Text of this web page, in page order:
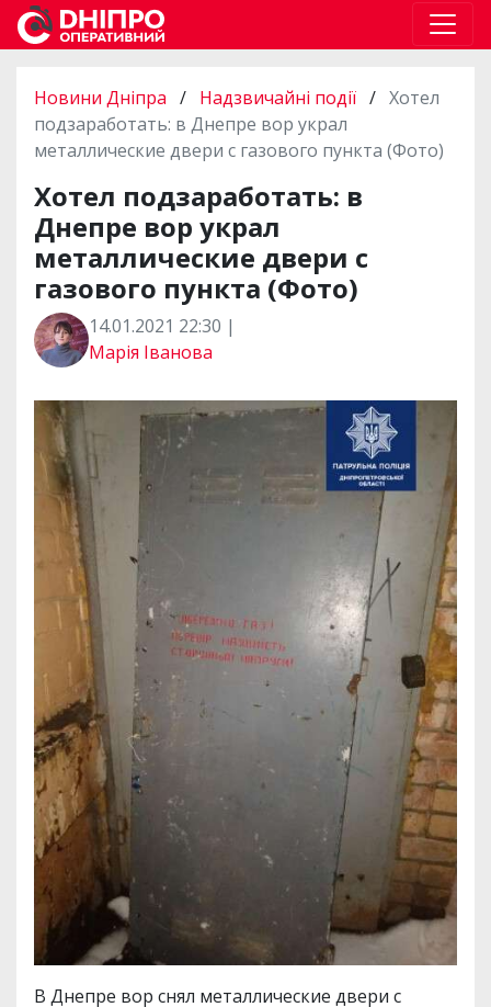
Новини Дніпра / Надзвичайні події / Хотел
подзаработать: в Днепре вор украл
металлические двери с газового пункта (Фото)
Хотел подзаработать: в
Днепре вор украл
металлические двери с
газового пункта (Фото)
14.01.2021 22:30 |
Марія Іванова
В Днепре вор снял металлические двери с